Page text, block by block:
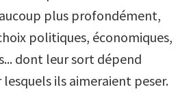
plus profondément,
politiques, économiques,
dont leur sort dépend
ils aimeraient peser.